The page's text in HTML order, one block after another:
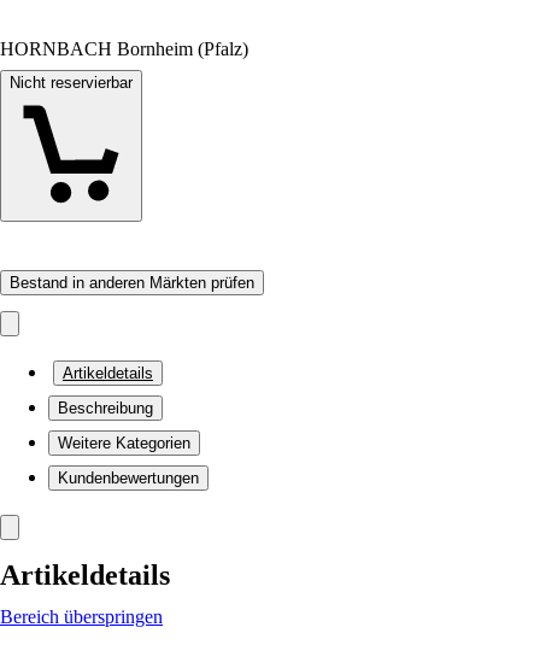
HORNBACH Bornheim (Pfalz)
Nicht reservierbar
Bestand in anderen Märkten prüfen
Artikeldetails
Beschreibung
Weitere Kategorien
Kundenbewertungen
Artikeldetails
Bereich überspringen